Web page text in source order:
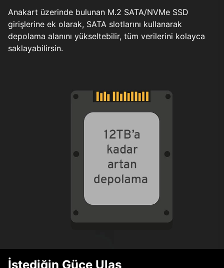
Anakart üzerinde bulunan M.2 SATA/NVMe SSD
girişlerine ek olarak, SATA slotlarını kullanarak
depolama alanını yükseltebilir, tüm verilerini kolayca
saklayabilirsin.
İstediğin Güce Ulaş